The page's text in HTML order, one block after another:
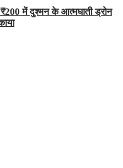
₹200 में दुश्मन के आत्मघाती ड्रोन